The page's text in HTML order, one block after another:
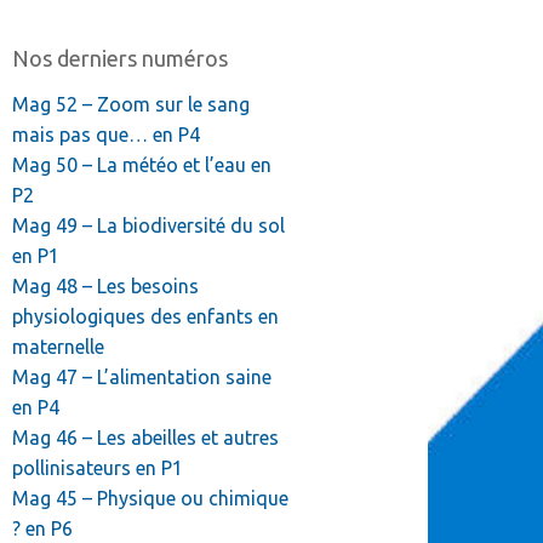
Nos derniers numéros
Mag 52 – Zoom sur le sang
mais pas que… en P4
Mag 50 – La météo et l’eau en
P2
Mag 49 – La biodiversité du sol
en P1
Mag 48 – Les besoins
physiologiques des enfants en
maternelle
Mag 47 – L’alimentation saine
en P4
Mag 46 – Les abeilles et autres
pollinisateurs en P1
Mag 45 – Physique ou chimique
? en P6